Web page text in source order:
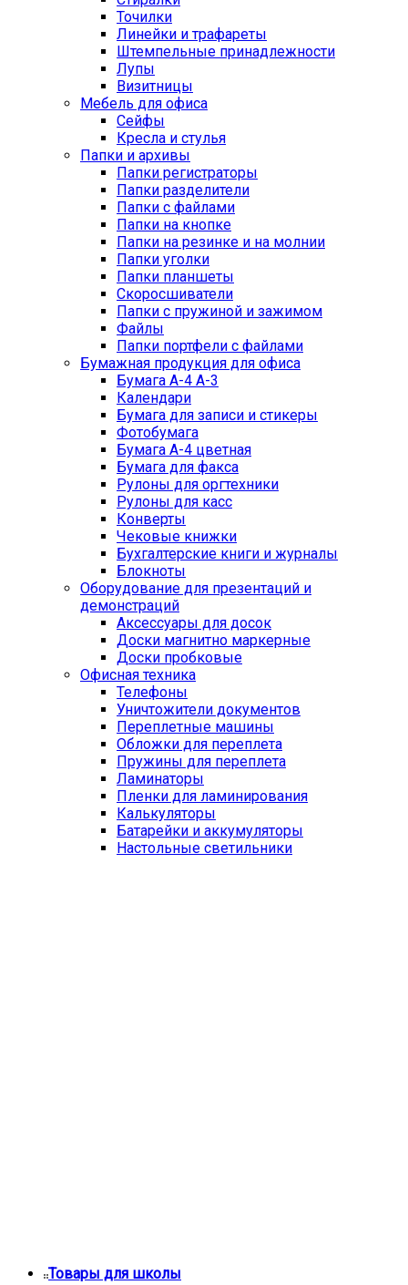
Точилки
Линейки и трафареты
Штемпельные принадлежности
Лупы
Визитницы
Мебель для офиса
Сейфы
Кресла и стулья
Папки и архивы
Папки регистраторы
Папки разделители
Папки с файлами
Папки на кнопке
Папки на резинке и на молнии
Папки уголки
Папки планшеты
Скоросшиватели
Папки с пружиной и зажимом
Файлы
Папки портфели с файлами
Бумажная продукция для офиса
Бумага А-4 А-3
Календари
Бумага для записи и стикеры
Фотобумага
Бумага А-4 цветная
Бумага для факса
Рулоны для оргтехники
Рулоны для касс
Конверты
Чековые книжки
Бухгалтерские книги и журналы
Блокноты
Оборудование для презентаций и
демонстраций
Аксессуары для досок
Доски магнитно маркерные
Доски пробковые
Офисная техника
Телефоны
Уничтожители документов
Переплетные машины
Обложки для переплета
Пружины для переплета
Ламинаторы
Пленки для ламинирования
Калькуляторы
Батарейки и аккумуляторы
Настольные светильники
Товары для школы